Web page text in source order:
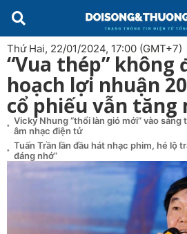
Thứ Hai, 22/01/2024, 17:00 (GMT+7)
“Vua thép” không
hoạch lợi nhuận
cổ phiếu vẫn tăng
Vicky Nhung “thổi làn gió mới” vào
âm nhạc điện tử
Tuấn Trần lần đầu hát nhạc phim, hé lộ
đáng nhớ”